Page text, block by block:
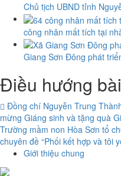
Chủ tịch UBND tỉnh
công nhân mất tích tại
Giang Sơn Đông phát
Điều hướng
Đồng chí Nguyễn Trung
mừng Giáng sinh và tặng quà
Trường mầm non Hòa Sơn tổ
chuyên đề “Phối kết hợp và tôi
Giới thiệu chung